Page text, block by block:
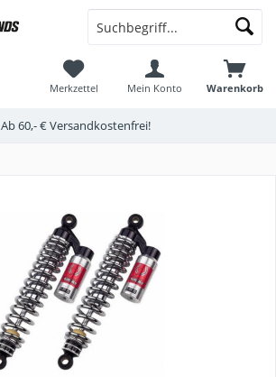
Ab 60,- € Versandkostenfrei!
Warenkorb
Merkzettel Mein Konto